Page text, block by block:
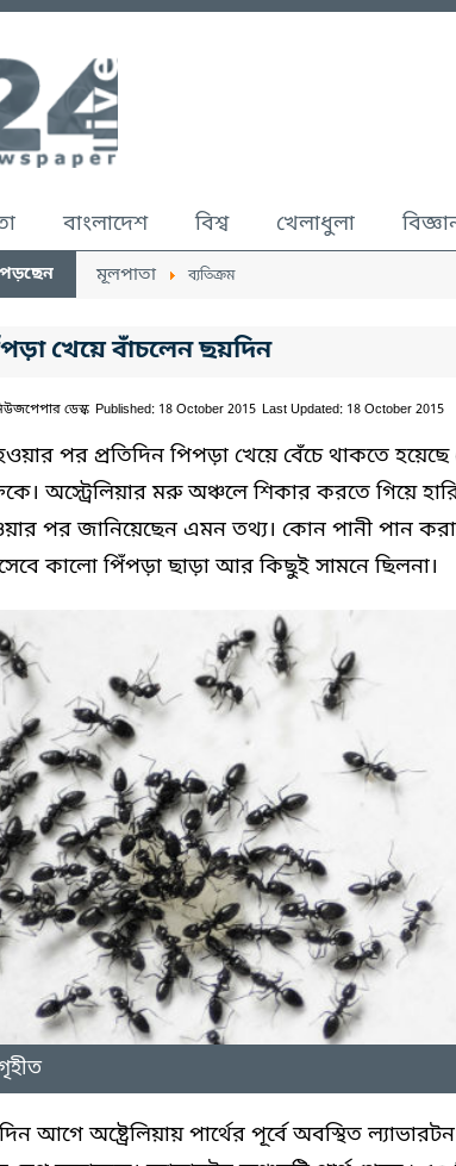
বাংলাদেশ বিশ্ব খেলাধুলা
মূলপাতা ব্যতিক্রম
খেয়ে বাঁচলেন ছয়দিন
ডেস্ক Published: 18 October 2015 Last Updated: 18 October 2015
পর প্রতিদিন পিপড়া খেয়ে বেঁচে থাকতে
অস্ট্রেলিয়ার মরু অঞ্চলে শিকার করতে গিয়ে
পর জানিয়েছেন এমন তথ্য। কোন পানী পান
কালো পিঁপড়া ছাড়া আর কিছুই সামনে ছিলনা।
আগে অষ্ট্রেলিয়ায় পার্থের পূর্বে অবস্থিত